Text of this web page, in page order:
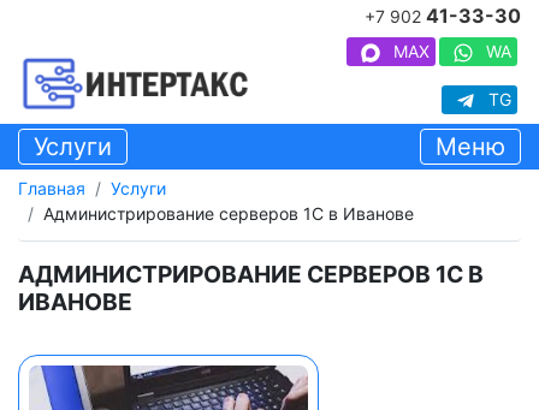
+7 902 41-33-30
MAX WA
TG
Услуги Меню
Главная
Услуги
Администрирование серверов 1С в Иванове
АДМИНИСТРИРОВАНИЕ СЕРВЕРОВ 1С В
ИВАНОВЕ